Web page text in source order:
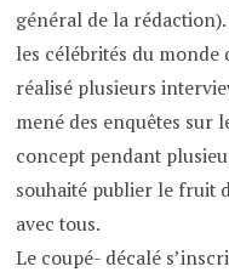
général de la
les célébrités du monde
réalisé plusieurs
mené des enquêtes sur
concept pendant
souhaité publier le fruit
avec tous.
Le coupé- décalé